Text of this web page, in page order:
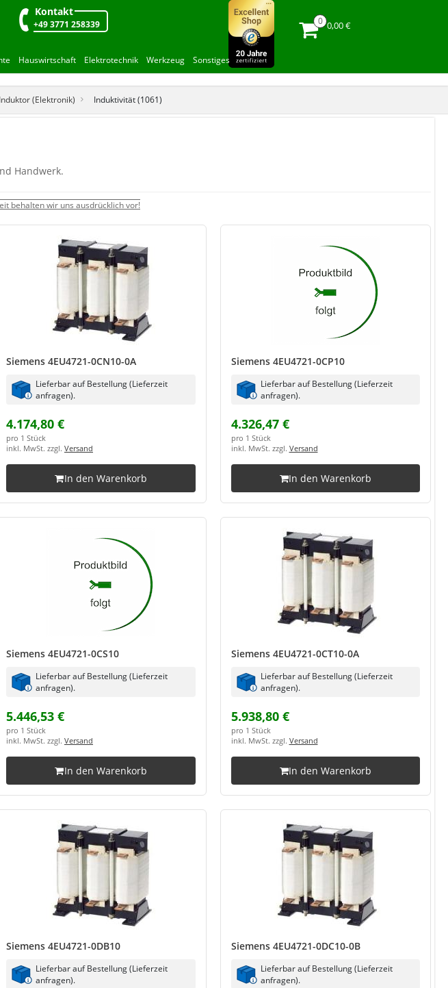
Kontakt
+49 3771 258339 0,00 €
Hauswirtschaft Elektrotechnik Werkzeug Sonstiges
Induktor (Elektronik) Induktivität (1061)
Handwerk.
behalten wir uns ausdrücklich vor!
Siemens 4EU4721-0CN10-0A
Lieferbar auf Bestellung (Lieferzeit
anfragen).
4.174,80 €
pro 1 Stück
inkl. MwSt. zzgl. Versand
In den Warenkorb
Siemens 4EU4721-0CP10
Lieferbar auf Bestellung (Lieferzeit
anfragen).
4.326,47 €
pro 1 Stück
inkl. MwSt. zzgl. Versand
In den Warenkorb
Siemens 4EU4721-0CS10
Lieferbar auf Bestellung (Lieferzeit
anfragen).
5.446,53 €
pro 1 Stück
inkl. MwSt. zzgl. Versand
In den Warenkorb
Siemens 4EU4721-0CT10-0A
Lieferbar auf Bestellung (Lieferzeit
anfragen).
5.938,80 €
pro 1 Stück
inkl. MwSt. zzgl. Versand
In den Warenkorb
Siemens 4EU4721-0DB10
Lieferbar auf Bestellung (Lieferzeit
anfragen).
Siemens 4EU4721-0DC10-0B
Lieferbar auf Bestellung (Lieferzeit
anfragen).